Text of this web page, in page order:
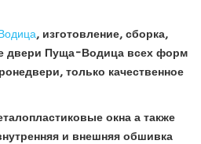
, изготовление, сборка,
двери Пуща-Водица всех форм
только качественное
окна а также
и внешняя обшивка